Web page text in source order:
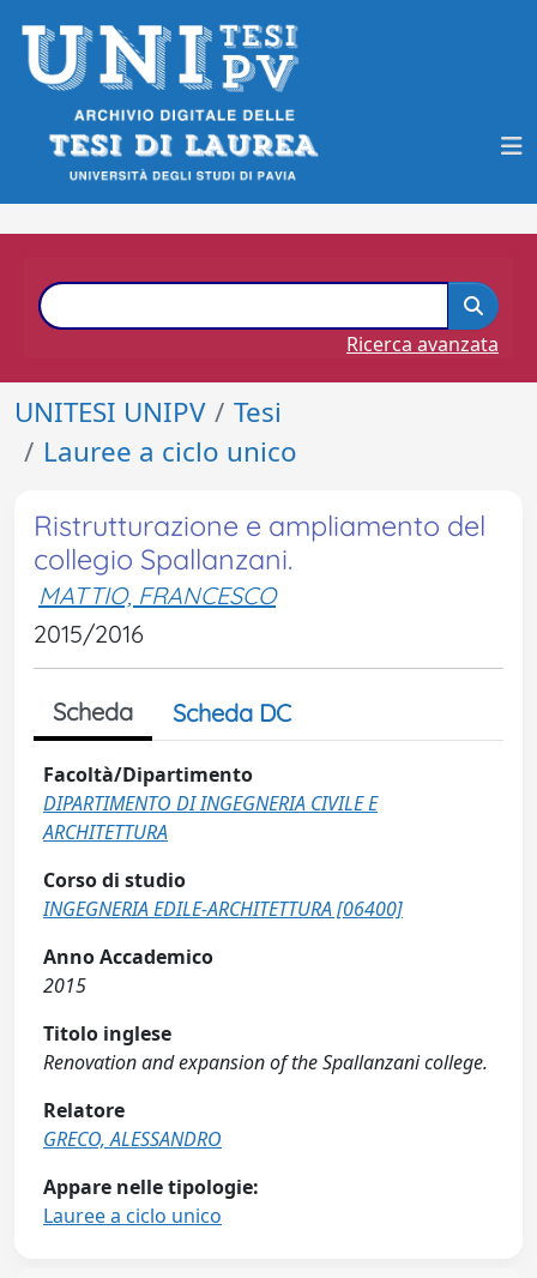
Ricerca avanzata
UNITESI UNIPV
Tesi
Lauree a ciclo unico
Ristrutturazione e ampliamento del
collegio Spallanzani.
MATTIO, FRANCESCO
2015/2016
Scheda Scheda DC
Facoltà/Dipartimento
DIPARTIMENTO DI INGEGNERIA CIVILE E
ARCHITETTURA
Corso di studio
INGEGNERIA EDILE-ARCHITETTURA [06400]
Anno Accademico
2015
Titolo inglese
Renovation and expansion of the Spallanzani college.
Relatore
GRECO, ALESSANDRO
Appare nelle tipologie:
Lauree a ciclo unico